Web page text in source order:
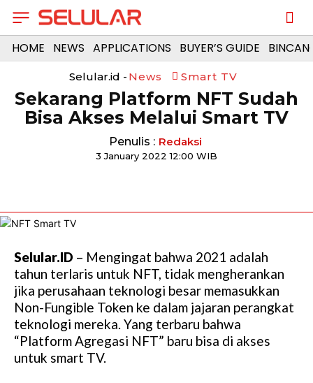
HOME NEWS APPLICATIONS BUYER’S GUIDE
Selular.id - News Smart TV
Sekarang Platform NFT Sudah
Bisa Akses Melalui Smart TV
Penulis : Redaksi
3 January 2022 12:00 WIB
Selular.ID – Mengingat bahwa 2021 adalah
tahun terlaris untuk NFT, tidak mengherankan
jika perusahaan teknologi besar memasukkan
Non-Fungible Token ke dalam jajaran perangkat
teknologi mereka. Yang terbaru bahwa
“Platform Agregasi NFT” baru bisa di akses
untuk smart TV.